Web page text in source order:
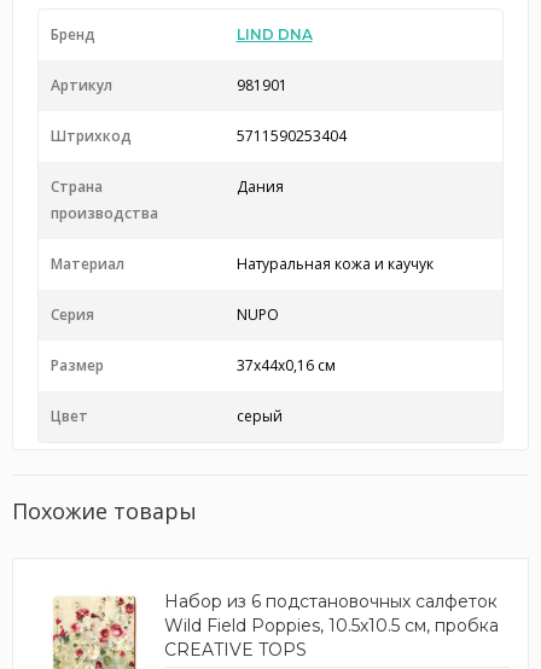
Бренд LIND DNA
Артикул 981901
Штрихкод 5711590253404
Страна
производства
Дания
Материал Натуральная кожа и каучук
Серия NUPO
Размер 37х44х0,16 см
Цвет серый
Похожие товары
Набор из 6 подстановочных салфеток
Wild Field Poppies, 10.5x10.5 см, пробка
CREATIVE TOPS